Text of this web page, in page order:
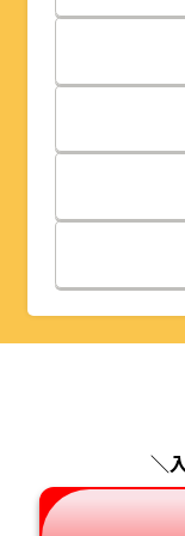
＼